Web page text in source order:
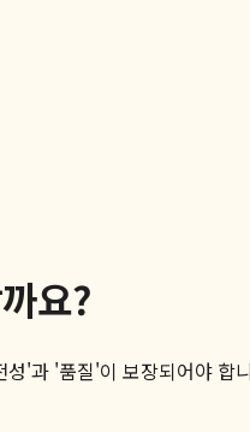
요?
'과 '품질'이 보장되어야 합